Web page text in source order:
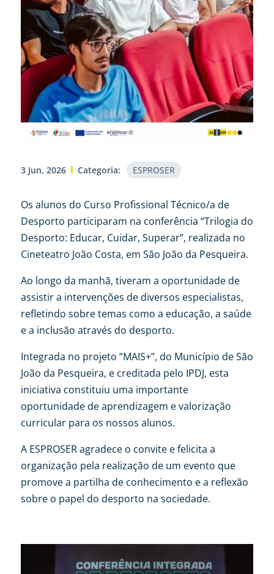
3 Jun, 2026 Categoria: ESPROSER
Os alunos do Curso Profissional Técnico/a de
Desporto participaram na conferência “Trilogia do
Desporto: Educar, Cuidar, Superar”, realizada no
Cineteatro João Costa, em São João da Pesqueira.
Ao longo da manhã, tiveram a oportunidade de
assistir a intervenções de diversos especialistas,
refletindo sobre temas como a educação, a saúde
e a inclusão através do desporto.
Integrada no projeto “MAIS+”, do Município de São
João da Pesqueira, e creditada pelo IPDJ, esta
iniciativa constituiu uma importante
oportunidade de aprendizagem e valorização
curricular para os nossos alunos.
A ESPROSER agradece o convite e felicita a
organização pela realização de um evento que
promove a partilha de conhecimento e a reflexão
sobre o papel do desporto na sociedade.